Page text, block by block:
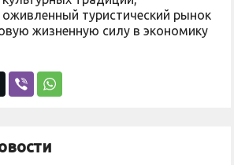
туристический рынок
жизненную силу в экономику